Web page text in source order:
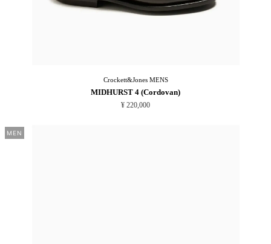
Crockett&JonesMENS
MIDHURST 4 (Cordovan)
¥ 220,000
MEN